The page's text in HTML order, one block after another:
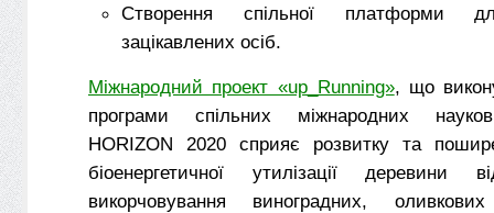
Створення спільної платформи
зацікавлених осіб.
Міжнародний проект «up_Running», що
програми спільних міжнародних
HORIZON 2020 сприяє розвитку та
біоенергетичної утилізації деревини
викорчовування виноградних,